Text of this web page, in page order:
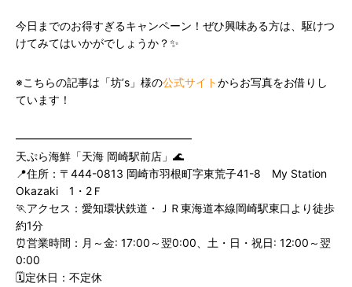
今日までのお得すぎるキャンペーン！ぜひ興味ある方は、駆けつ
けてみてはいかがでしょうか？✨
※こちらの記事は「坊’s」様の公式サイトからお写真をお借りし
ています！
━━━━━━━━━━━━━━━━
天ぷら海鮮「天海 岡崎駅前店」🌊
📍住所：〒444-0813 岡崎市羽根町字東荒子41-8 My Station
Okazaki 1・2Ｆ
🏃アクセス：愛知環状鉄道・ＪＲ東海道本線岡崎駅東口より徒歩
約1分
⏰営業時間：月～金: 17:00～翌0:00、土・日・祝日: 12:00～翌
0:00
🗓定休日：不定休